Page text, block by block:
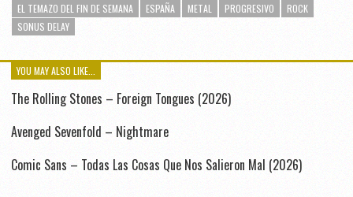
EL TEMAZO DEL FIN DE SEMANA
ESPAÑA METAL PROGRESIVO
ROCK
SONUS DELAY
YOU MAY ALSO LIKE...
The Rolling Stones – Foreign Tongues (2026)
Avenged Sevenfold – Nightmare
Comic Sans – Todas Las Cosas Que Nos Salieron Mal (2026)